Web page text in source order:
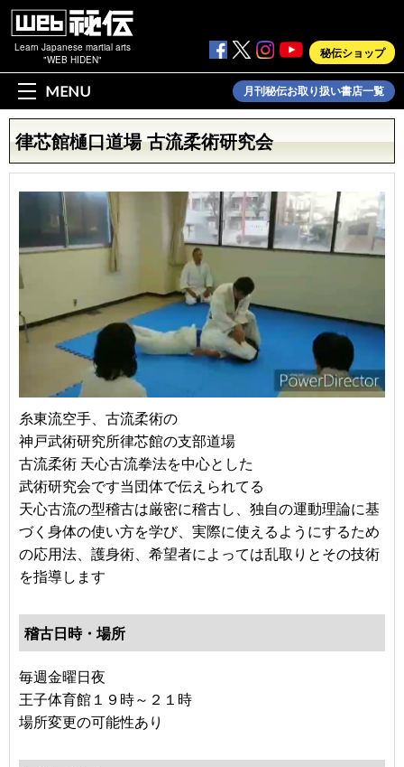
Learn Japanese martial arts
"WEB HIDEN"
秘伝ショップ
MENU 月刊秘伝お取り扱い書店一覧
律芯館樋口道場 古流柔術研究会
糸東流空手、古流柔術の
神戸武術研究所律芯館の支部道場
古流柔術 天心古流拳法を中心とした
武術研究会です当団体で伝えられてる
天心古流の型稽古は厳密に稽古し、独自の運動理論に基
づく身体の使い方を学び、実際に使えるようにするため
の応用法、護身術、希望者によっては乱取りとその技術
を指導します
稽古日時・場所
毎週金曜日夜
王子体育館１９時～２１時
場所変更の可能性あり